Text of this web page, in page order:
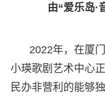
由“爱乐岛·
2022年，在厦
小瑛歌剧艺术中心
民办非营利的能够